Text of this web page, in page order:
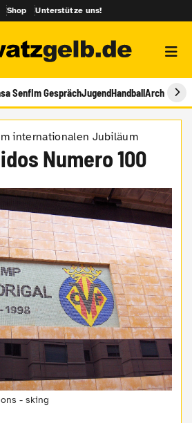
Shop Unterstütze uns!
SenfIm GesprächJugendHandballArchiv
internationalen Jubiläum
Numero 100
- sking